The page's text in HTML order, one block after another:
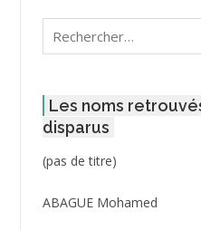
Rechercher :
Les noms
disparus
(pas de titre)Post
3416
ABAGUE Mohamed